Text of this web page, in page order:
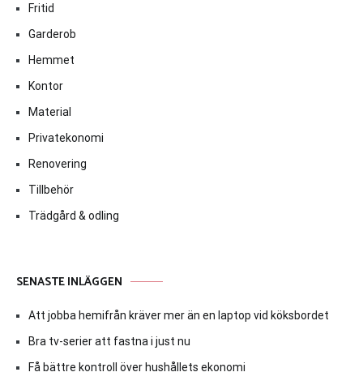
Fritid
Garderob
Hemmet
Kontor
Material
Privatekonomi
Renovering
Tillbehör
Trädgård & odling
SENASTE INLÄGGEN
Att jobba hemifrån kräver mer än en laptop vid köksbordet
Bra tv-serier att fastna i just nu
Få bättre kontroll över hushållets ekonomi